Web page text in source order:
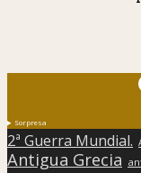
Sorpresa
2ª Guerra Mundial.
Antigua Grecia